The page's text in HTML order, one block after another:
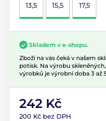
13,5 15,5 17,5
Skladem v e-shopu.
Zboží na vás čeká v našem
potisk. Na výrobu
výrobků je výrobní doba 3 až
242 Kč
200 Kč bez DPH